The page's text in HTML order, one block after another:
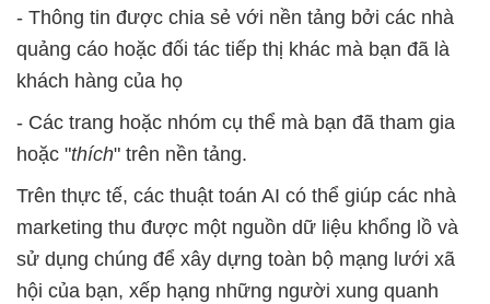
- Thông tin được chia sẻ với nền tảng bởi các nhà
quảng cáo hoặc đối tác tiếp thị khác mà bạn đã là
khách hàng của họ
- Các trang hoặc nhóm cụ thể mà bạn đã tham gia
hoặc "thích" trên nền tảng.
Trên thực tế, các thuật toán AI có thể giúp các nhà
marketing thu được một nguồn dữ liệu khổng lồ và
sử dụng chúng để xây dựng toàn bộ mạng lưới xã
hội của bạn, xếp hạng những người xung quanh